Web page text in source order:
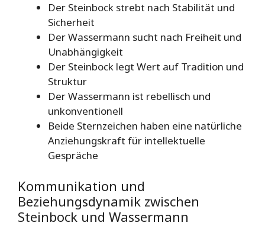
Der Steinbock strebt nach Stabilität und
Sicherheit
Der Wassermann sucht nach Freiheit und
Unabhängigkeit
Der Steinbock legt Wert auf Tradition und
Struktur
Der Wassermann ist rebellisch und
unkonventionell
Beide Sternzeichen haben eine natürliche
Anziehungskraft für intellektuelle
Gespräche
Kommunikation und
Beziehungsdynamik zwischen
Steinbock und Wassermann